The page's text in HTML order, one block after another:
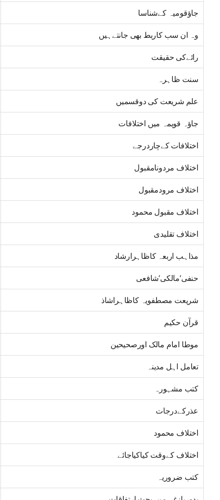
جاؤقومیہ کےشناسا
وہ ان سب کاربط بھی جانتےہیں
رائےکی حقیقت
سنت ظاہرہ
علم شریعت کی دوقسمیں
جاؤہ قویمہ میں اختلافات
اختلافات کےچاردرجے
اختلاف مردونامقبول
اختلاف مرودمقبول
اختلاف مقبول محمود
اختلاف تقلیدی
مذاہب اربعہ کاظاہرارشاد
حنفی‘مالکی‘شافعی
شریعت مصطفویہ کاظاہراشاذ
قرآن حکیم
موطا امام مالک اورصحیحین
تعامل اہل مدینہ
کتب مشہورہ
عذرکےدرجات
اختلاف محمود
اختلاف کےوقت کیاکیاجائے
کتب ضروریہ